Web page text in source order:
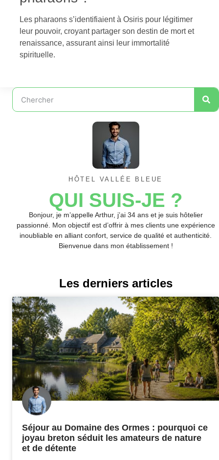
Les pharaons s’identifiaient à Osiris pour légitimer
leur pouvoir, croyant partager son destin de mort et
renaissance, assurant ainsi leur immortalité
spirituelle.
HÔTEL VALLÉE BLEUE
QUI SUIS-JE ?
Bonjour, je m’appelle Arthur, j’ai 34 ans et je suis hôtelier
passionné. Mon objectif est d’offrir à mes clients une expérience
inoubliable en alliant confort, service de qualité et authenticité.
Bienvenue dans mon établissement !
Les derniers articles
Séjour au Domaine des Ormes : pourquoi ce
joyau breton séduit les amateurs de nature
et de détente